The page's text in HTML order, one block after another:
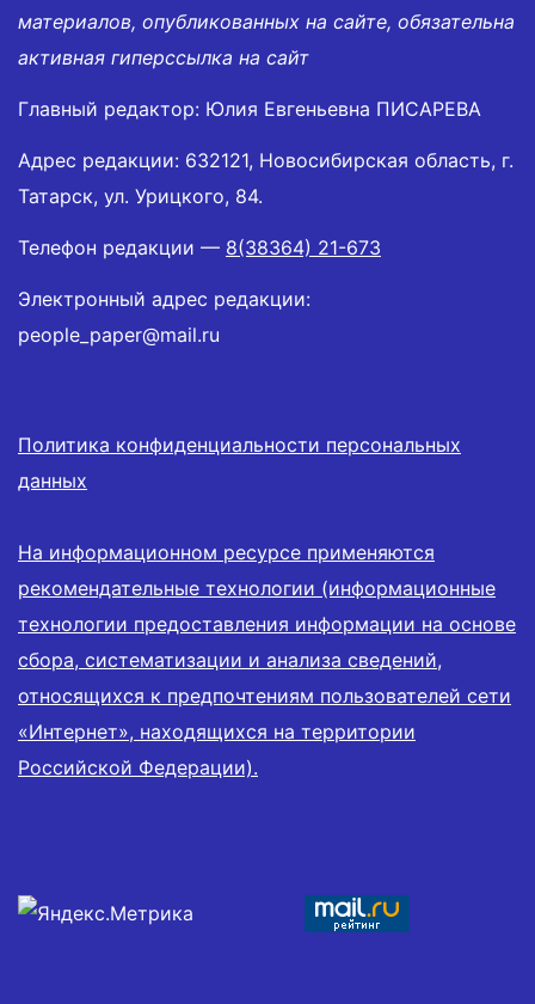
материалов, опубликованных на сайте, обязательна
активная гиперссылка на сайт
Главный редактор: Юлия Евгеньевна ПИСАРЕВА
Адрес редакции: 632121, Новосибирская область, г.
Татарск, ул. Урицкого, 84.
Телефон редакции — 8(38364) 21-673
Электронный адрес редакции:
people_paper@mail.ru
Политика конфиденциальности персональных
данных
На информационном ресурсе применяются
рекомендательные технологии (информационные
технологии предоставления информации на основе
сбора, систематизации и анализа сведений,
относящихся к предпочтениям пользователей сети
«Интернет», находящихся на территории
Российской Федерации).